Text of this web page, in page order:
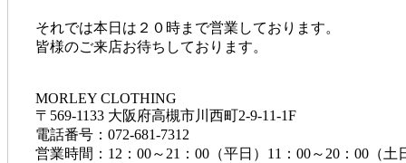
それでは本日は２０時まで営業しております。
皆様のご来店お待ちしております。
MORLEY CLOTHING
〒569-1133 大阪府高槻市川西町2-9-11-1F
電話番号：072-681-7312
営業時間：12：00～21：00（平日）11：00～20：00（土